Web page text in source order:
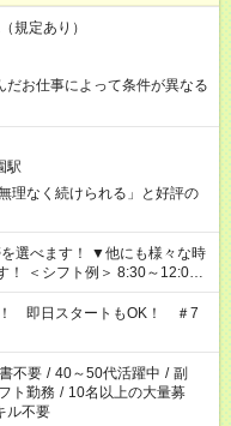
規定あり）
お仕事によって条件が異なる
駅
理なく続けられる」と好評の
▼他にも様々な時
！ ＜シフト例＞ 8:30～12:00
～翌6:00 など
即日スタートもOK！ ＃7
不要 / 40～50代活躍中 / 副
ト勤務 / 10名以上の大量募
ル不要